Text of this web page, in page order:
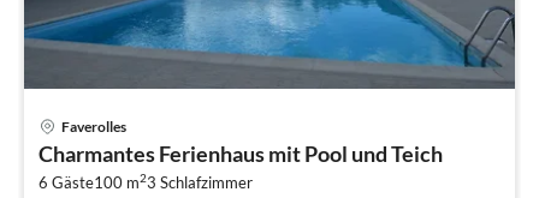
Faverolles
Charmantes Ferienhaus mit Pool und Teich
6 Gäste100 m23 Schlafzimmer